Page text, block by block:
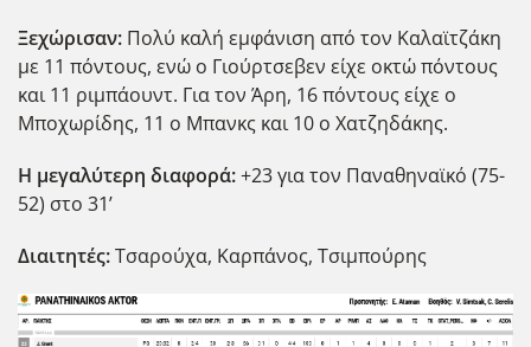
Ξεχώρισαν: Πολύ καλή εμφάνιση από τον Καλαϊτζάκη
με 11 πόντους, ενώ ο Γιούρτσεβεν είχε οκτώ πόντους
και 11 ριμπάουντ. Για τον Άρη, 16 πόντους είχε ο
Μποχωρίδης, 11 ο Μπανκς και 10 ο Χατζηδάκης.
Η μεγαλύτερη διαφορά:+23 για τον Παναθηναϊκό (75-
52) στο 31’
Διαιτητές:Τσαρούχα, Καρπάνος, Τσιμπούρης